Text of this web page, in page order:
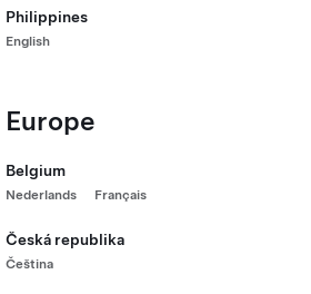
Philippines
English
Europe
Belgium
Nederlands Français
Česká republika
Čeština